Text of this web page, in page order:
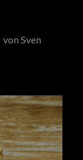
von Sven